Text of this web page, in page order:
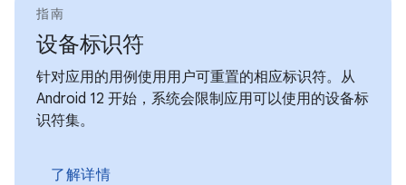
指南
设备标识符
针对应用的用例使用用户可重置的相应标识符。从
Android 12 开始，系统会限制应用可以使用的设备标
识符集。
了解详情